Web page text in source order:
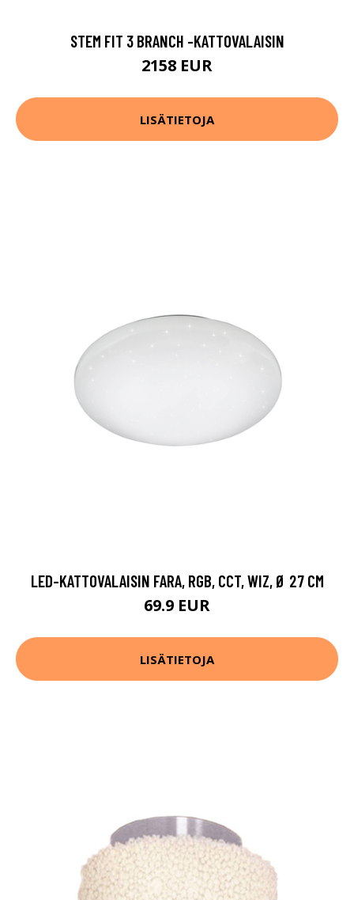
STEM FIT 3 BRANCH -KATTOVALAISIN
2158 EUR
LISÄTIETOJA
LED-KATTOVALAISIN FARA, RGB, CCT, WIZ, Ø 27 CM
69.9 EUR
LISÄTIETOJA